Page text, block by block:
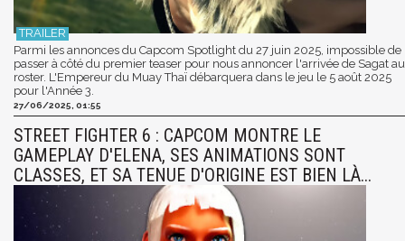
Parmi les annonces du Capcom Spotlight du 27 juin 2025, impossible de
passer à côté du premier teaser pour nous annoncer l'arrivée de Sagat au
roster. L'Empereur du Muay Thaï débarquera dans le jeu le 5 août 2025
pour l'Année 3.
27/06/2025, 01:55
STREET FIGHTER 6 : CAPCOM MONTRE LE
GAMEPLAY D'ELENA, SES ANIMATIONS SONT
CLASSES, ET SA TENUE D'ORIGINE EST BIEN LÀ...